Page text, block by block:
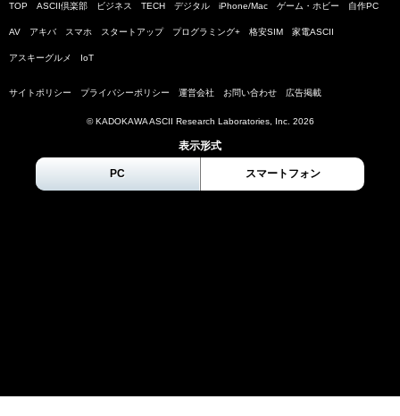
TOP ASCII倶楽部 ビジネス TECH デジタル iPhone/Mac ゲーム・ホビー 自作PC
AV アキバ スマホ スタートアップ プログラミング+ 格安SIM 家電ASCII
アスキーグルメ IoT
サイトポリシー プライバシーポリシー 運営会社 お問い合わせ 広告掲載
© KADOKAWA ASCII Research Laboratories, Inc. 2026
表示形式
PC スマートフォン